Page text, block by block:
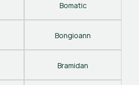
Bomatic
Bongioann
Bramidan